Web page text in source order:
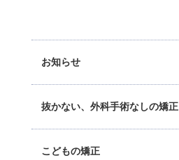
お知らせ
抜かない、外科手術なしの矯正
こどもの矯正